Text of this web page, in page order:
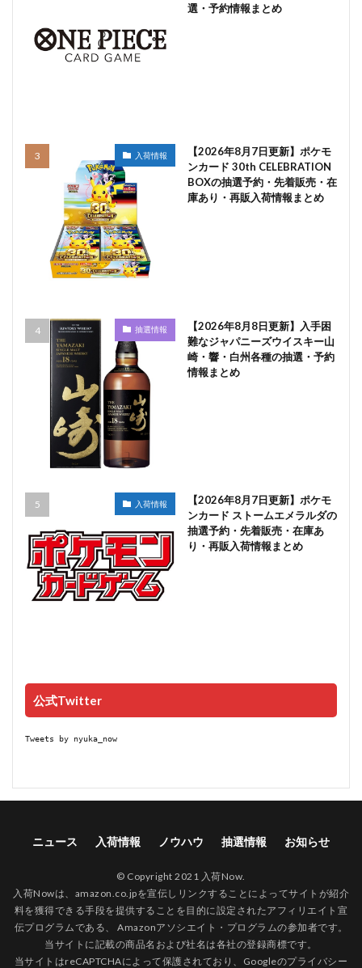
選・予約情報まとめ
入荷情報
【2026年8月7日更新】ポケモ
ンカード 30th CELEBRATION
BOXの抽選予約・先着販売・在
庫あり・再販入荷情報まとめ
抽選情報
【2026年8月8日更新】入手困
難なジャパニーズウイスキー山
崎・響・白州各種の抽選・予約
情報まとめ
入荷情報
【2026年8月7日更新】ポケモ
ンカード ストームエメラルダの
抽選予約・先着販売・在庫あ
り・再販入荷情報まとめ
公式Twitter
Tweets by nyuka_now
ニュース 入荷情報 ノウハウ 抽選情報 お知らせ
© Copyright 2021 入荷Now.
入荷Nowは、amazon.co.jpを宣伝しリンクすることによってサイトが紹介
料を獲得できる手段を提供することを目的に設定されたアフィリエイト宣
伝プログラムである、 Amazonアソシエイト・プログラムの参加者です。
当サイトに記載の商品名および社名は各社の登録商標です。
当サイトはreCAPTCHAによって保護されており、Googleのプライバシー